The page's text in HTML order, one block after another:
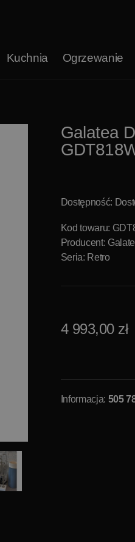
Kuchnia Ogrzewanie
Galatea
Dostępność:
Kod towaru:
Producent:
Seria: Retro
4 993,00 zł
Informacja: 505